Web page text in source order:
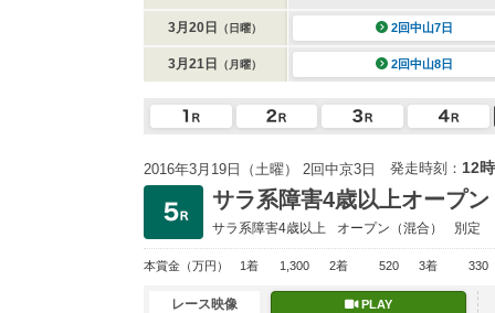
3月20日 （日曜） 2回中山7日
3月21日 （月曜） 2回中山8日
2016年3月19日（土曜） 2回中京3日 発走時刻： 12
サラ系障害4歳以上オープン
サラ系障害4歳以上 オープン （混合） 別定
本賞金 （万円） 1着 1,300 2着 520 3着 330
レース映像 PLAY